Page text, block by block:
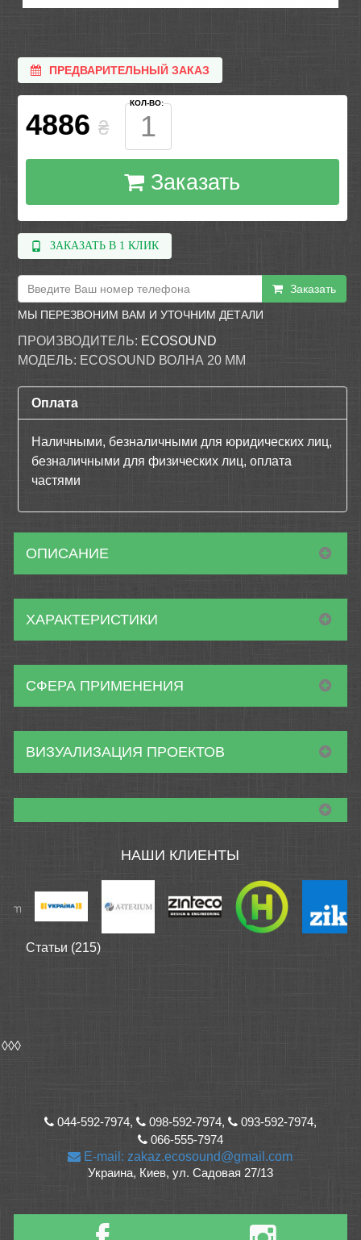
ПРЕДВАРИТЕЛЬНЫЙ ЗАКАЗ
4886 ₴
КОЛ-ВО:
Заказать
ЗАКАЗАТЬ В 1 КЛИК
Заказать
МЫ ПЕРЕЗВОНИМ ВАМ И УТОЧНИМ ДЕТАЛИ
ПРОИЗВОДИТЕЛЬ: ECOSOUND
МОДЕЛЬ: ECOSOUND ВОЛНА 20 ММ
Оплата
Наличными, безналичными для юридических лиц,
безналичными для физических лиц, оплата
частями
ОПИСАНИЕ
ХАРАКТЕРИСТИКИ
СФЕРА ПРИМЕНЕНИЯ
ВИЗУАЛИЗАЦИЯ ПРОЕКТОВ
НАШИ КЛИЕНТЫ
Статьи (215)
◊◊◊
044-592-7974, 098-592-7974,
093-592-7974,
066-555-7974
E-mail: zakaz.ecosound@gmail.com
Украина, Киев, ул. Садовая 27/13